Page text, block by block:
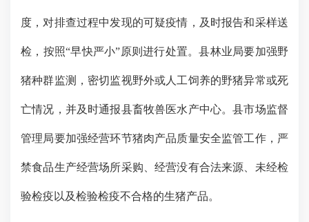
度，对排查过程中发现的可疑疫情，及时报告和采样送
检，按照“早快严小”原则进行处置。县林业局要加强野
猪种群监测，密切监视野外或人工饲养的野猪异常或死
亡情况，并及时通报县畜牧兽医水产中心。县市场监督
管理局要加强经营环节猪肉产品质量安全监管工作，严
禁食品生产经营场所采购、经营没有合法来源、未经检
验检疫以及检验检疫不合格的生猪产品。